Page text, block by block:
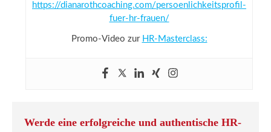
https://dianarothcoaching.com/persoenlichkeitsprofil-
fuer-hr-frauen/
Promo-Video zur HR-Masterclass:
Werde eine erfolgreiche und authentische HR-